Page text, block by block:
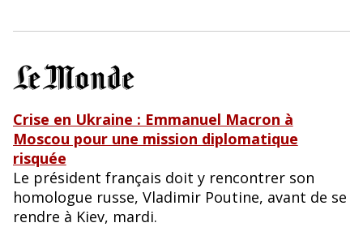
Crise en Ukraine : Emmanuel Macron à
Moscou pour une mission diplomatique
risquée
Le président français doit y rencontrer son
homologue russe, Vladimir Poutine, avant de se
rendre à Kiev, mardi.